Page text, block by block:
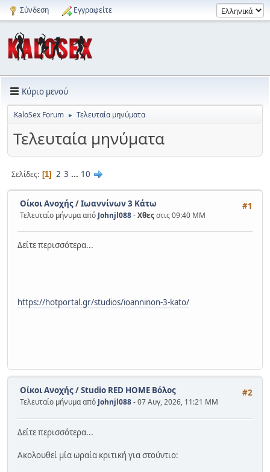
Σύνδεση Εγγραφείτε
Κύριο μενού
KaloSex Forum ► Τελευταία μηνύματα
Τελευταία μηνύματα
Σελίδες 1 2 3 ... 10
#1
Οίκοι Ανοχής/Ιωαννίνων 3 Κάτω
Τελευταίο μήνυμα από Johnjl088-Χθεςστις 09:40 ΜΜ
Δείτε περισσότερα...
https://hotportal.gr/studios/ioanninon-3-kato/
#2
Οίκοι Ανοχής/Studio RED HOME Βόλος
Τελευταίο μήνυμα απόJohnjl088- 07 Αυγ, 2026, 11:21 ΜΜ
Δείτε περισσότερα...
Ακολουθεί μία ωραία κριτική για στούντιο: